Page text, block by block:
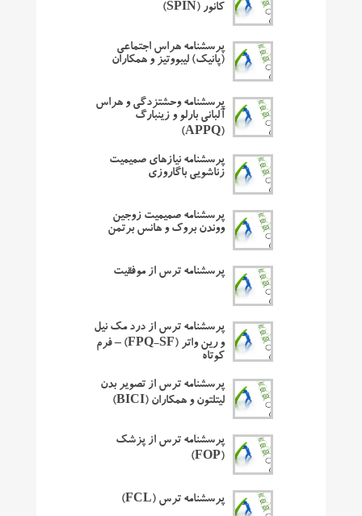
کانور (SPIN)
پرسشنامه هراس اجتماعی
(پانیک) لیبووتیز و همکاران
پرسشنامه وحشتزدگی و هراس
آلبانی بارلو و زینبارگ
(APPQ)
پرسشنامه نیازهای صمیمیت
زناشویی باگاروزی
پرسشنامه صمیمیت زوجین
ووندن بروک و هانس برتمن
پرسشنامه ترس از موفقیت
پرسشنامه ترس از درد مک نیل
و رین واتر (FPQ-SF) – فرم
کوتاه
پرسشنامه ترس از تصویر بدن
لیتلتون و همکاران (BICI)
پرسشنامه ترس از پزشک
(FOP)
پرسشنامه ترس (FCL)